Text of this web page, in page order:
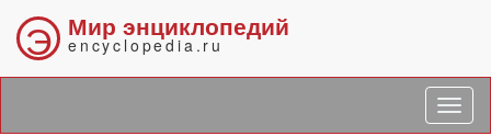
Э Мир энциклопедий
encyclopedia.ru